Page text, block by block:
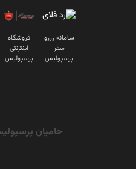
سامانه رزرو
سفر
پرسپولیس
فروشگاه
اینترنتی
پرسپولیس
حامیان